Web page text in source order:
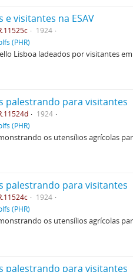
e visitantes na ESAV
1924
(PHR)
Lisboa ladeados por visitantes
palestrando para visitantes
1924
(PHR)
os utensílios agrícolas
palestrando para visitantes
1924
(PHR)
os utensílios agrícolas
palestrando para visitantes